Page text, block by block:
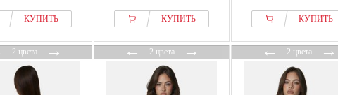
КУПИТЬ КУПИТЬ КУПИТЬ
2 цвета→ ←2 цвета→ ←2 цвета→